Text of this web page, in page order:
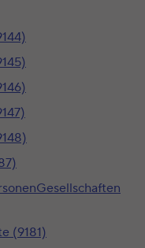
(9181)